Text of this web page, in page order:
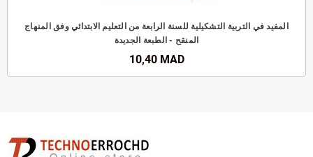
المفيد في التربية التشكيلية للسنة الرابعة من التعليم الابتدائي وفق المنهاج
المنقح - الطبعة الجديدة
10,40 MAD